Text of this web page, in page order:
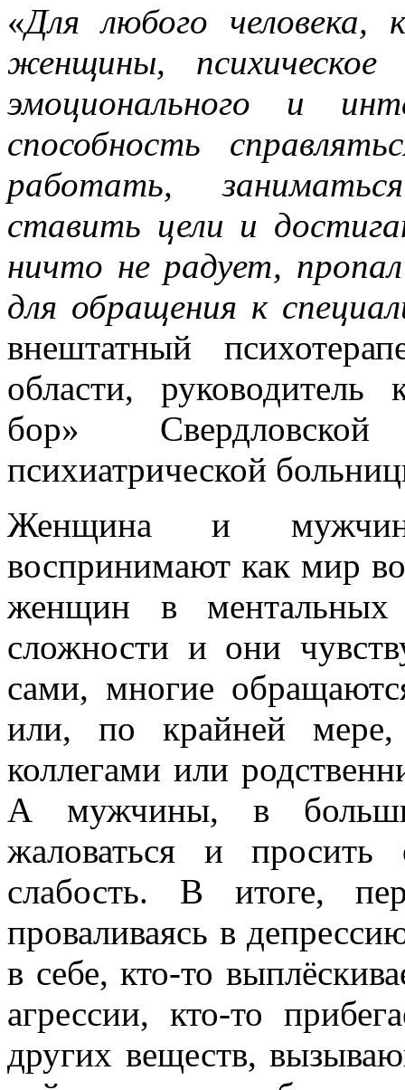
«Для любого
женщины,
эмоционального и
способность
работать,
ставить цели и
ничто не радует,
для обращения к
внештатный
области,
бор»
психиатрической
Женщина и
воспринимают как мир
женщин в ментальных
сложности и они
сами, многие
или, по крайней мере,
коллегами или
А мужчины, в
жаловаться и
слабость. В итоге,
проваливаясь в
в себе, кто-то
агрессии, кто-то
других веществ,